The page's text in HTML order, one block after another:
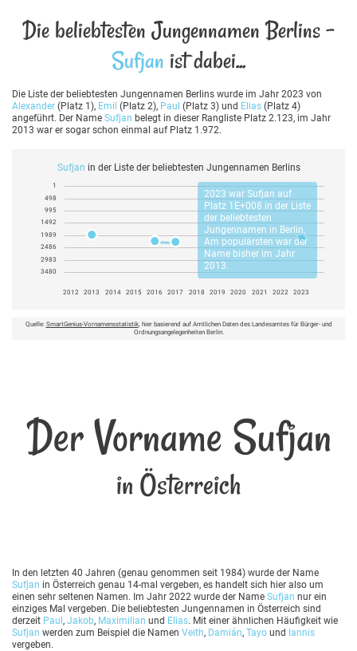
Die beliebtesten Jungennamen Berlins -
Sufjan ist dabei...
Die Liste der beliebtesten Jungennamen Berlins wurde im Jahr 2023 von
Alexander (Platz 1), Emil (Platz 2), Paul (Platz 3) und Elias (Platz 4)
angeführt. Der Name Sufjan belegt in dieser Rangliste Platz 2.123, im Jahr
2013 war er sogar schon einmal auf Platz 1.972.
Sufjan in der Liste der beliebtesten Jungennamen Berlins
2023 war Sufjan auf
Platz 1E+008 in der Liste
der beliebtesten
Jungennamen in Berlin.
Am populärsten war der
Name bisher im Jahr
2013.
1
498
995
1492
1989
2486
2983
3480
2012 2013 2014 2015 2016 2017 2018 2019 2020 2021 2022 2023
Quelle: SmartGenius-Vornamensstatistik, hier basierend auf Amtlichen Daten des Landesamtes für Bürger- und
Ordnungsangelegenheiten Berlin.
Der Vorname Sufjan
in Österreich
In den letzten 40 Jahren (genau genommen seit 1984) wurde der Name
Sufjan in Österreich genau 14-mal vergeben, es handelt sich hier also um
einen sehr seltenen Namen. Im Jahr 2022 wurde der Name Sufjan nur ein
einziges Mal vergeben. Die beliebtesten Jungennamen in Österreich sind
derzeit Paul, Jakob, Maximilian und Elias. Mit einer ähnlichen Häufigkeit wie
Sufjan werden zum Beispiel die Namen Veith, Damián, Tayo und Iannis
vergeben.